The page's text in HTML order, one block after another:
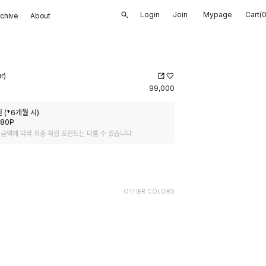
About Login Join Mypage Cart(0
99,000
(*6개월 시)
P
액에 따라 최종 적립 포인트는 다를 수 있습니다.
OTHER COLORS